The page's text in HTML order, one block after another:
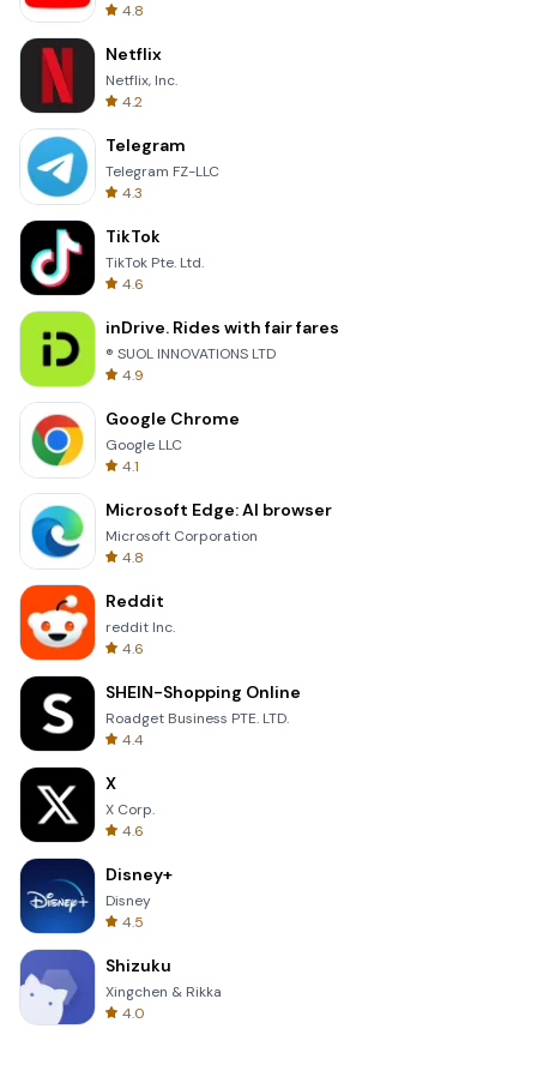
4.8
Netflix
Netflix, Inc.
4.2
Telegram
Telegram FZ-LLC
4.3
TikTok
TikTok Pte. Ltd.
4.6
inDrive. Rides with fair fares
® SUOL INNOVATIONS LTD
4.9
Google Chrome
Google LLC
4.1
Microsoft Edge: AI browser
Microsoft Corporation
4.8
Reddit
reddit Inc.
4.6
SHEIN-Shopping Online
Roadget Business PTE. LTD.
4.4
X
X Corp.
4.6
Disney+
Disney
4.5
Shizuku
Xingchen & Rikka
4.0